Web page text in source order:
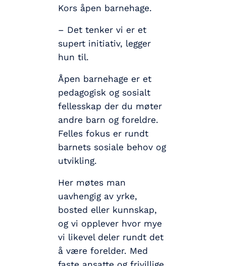
Kors åpen barnehage.
– Det tenker vi er et
supert initiativ, legger
hun til.
Åpen barnehage er et
pedagogisk og sosialt
fellesskap der du møter
andre barn og foreldre.
Felles fokus er rundt
barnets sosiale behov og
utvikling.
Her møtes man
uavhengig av yrke,
bosted eller kunnskap,
og vi opplever hvor mye
vi likevel deler rundt det
å være forelder. Med